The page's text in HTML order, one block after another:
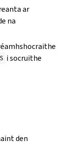
ar
na
i socruithe
den